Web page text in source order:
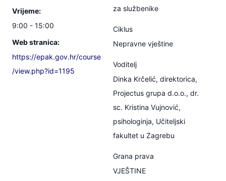
Vrijeme:
9:00 - 15:00
Web stranica:
https://epak.gov.hr/course
/view.php?id=1195
za službenike
Ciklus
Nepravne vještine
Voditelj
Dinka Krčelić, direktorica,
Projectus grupa d.o.o., dr.
sc. Kristina Vujnović,
psihologinja, Učiteljski
fakultet u Zagrebu
Grana prava
VJEŠTINE